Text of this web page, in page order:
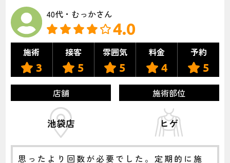
40代・むっかさん
4.0
施術
3
接客
5
雰囲気
5
料金
4
予約
5
店舗
池袋店
施術部位
ヒゲ
思ったより回数が必要でした。定期的に施